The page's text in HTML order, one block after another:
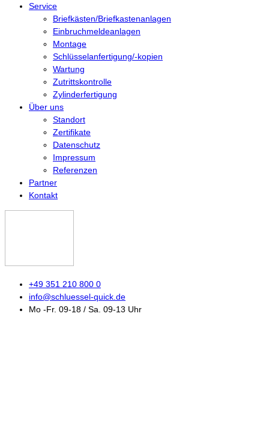
Service
Briefkästen/Briefkastenanlagen
Einbruchmeldeanlagen
Montage
Schlüsselanfertigung/-kopien
Wartung
Zutrittskontrolle
Zylinderfertigung
Über uns
Standort
Zertifikate
Datenschutz
Impressum
Referenzen
Partner
Kontakt
+49 351 210 800 0
info@schluessel-quick.de
Mo -Fr. 09-18 / Sa. 09-13 Uhr